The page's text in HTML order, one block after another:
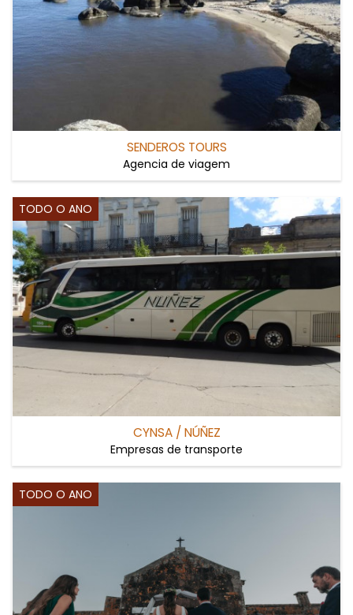
SENDEROS TOURS
Agencia de viagem
TODO O ANO
CYNSA / NÚÑEZ
Empresas de transporte
TODO O ANO